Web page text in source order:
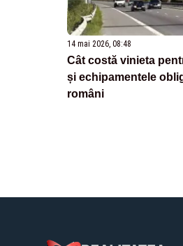
14 mai 2026, 08:48
Cât costă vinieta
și echipamentele
români